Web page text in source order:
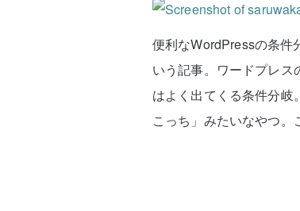
便利なWordPressの条件
いう記事。ワードプレ
はよく出てくる条件分
こっち」みたいなやつ。